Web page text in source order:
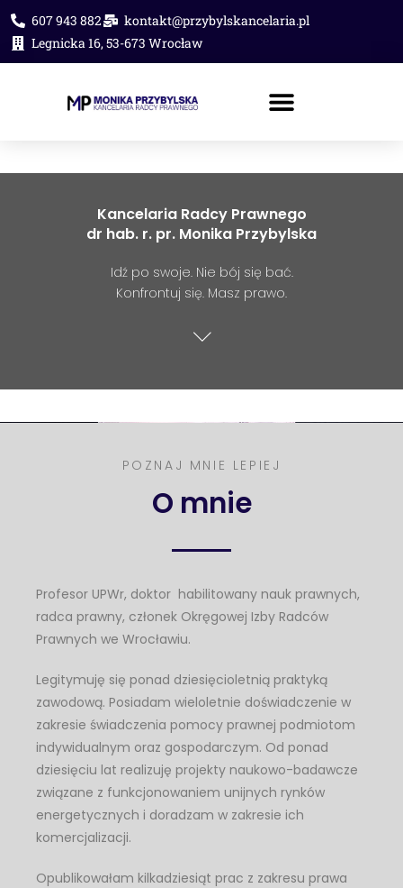
607 943 882
kontakt@przybylskancelaria.pl
Legnicka 16, 53-673 Wrocław
Kancelaria Radcy Prawnego
dr hab. r. pr. Monika Przybylska
Idź po swoje. Nie bój się bać.
Konfrontuj się. Masz prawo.
POZNAJ MNIE LEPIEJ
O mnie
Profesor UPWr, doktor habilitowany nauk prawnych,
radca prawny, członek Okręgowej Izby Radców
Prawnych we Wrocławiu.
Legitymuję się ponad dziesięcioletnią praktyką
zawodową. Posiadam wieloletnie doświadczenie w
zakresie świadczenia pomocy prawnej podmiotom
indywidualnym oraz gospodarczym. Od ponad
dziesięciu lat realizuję projekty naukowo-badawcze
związane z funkcjonowaniem unijnych rynków
energetycznych i doradzam w zakresie ich
komercjalizacji.
Opublikowałam kilkadziesiąt prac z zakresu prawa